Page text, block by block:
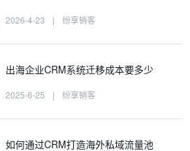
2026-4-23 | 纷享销客
出海企业CRM系统迁移成本要多少
2025-6-25 | 纷享销客
如何通过CRM打造海外私域流量池